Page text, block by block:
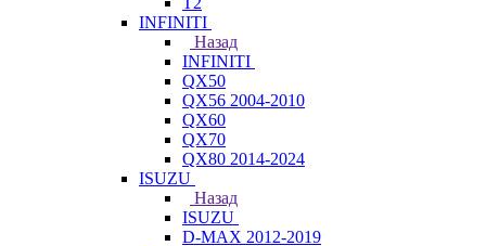
INFINITI
Назад
INFINITI
QX50
QX56 2004-2010
QX60
QX70
QX80 2014-2024
ISUZU
Назад
ISUZU
D-MAX 2012-2019